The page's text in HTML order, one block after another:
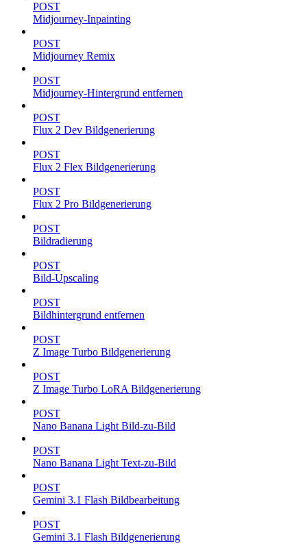
POST
Midjourney-Inpainting
POST
Midjourney Remix
POST
Midjourney-Hintergrund entfernen
POST
Flux 2 Dev Bildgenerierung
POST
Flux 2 Flex Bildgenerierung
POST
Flux 2 Pro Bildgenerierung
POST
Bildradierung
POST
Bild-Upscaling
POST
Bildhintergrund entfernen
POST
Z Image Turbo Bildgenerierung
POST
Z Image Turbo LoRA Bildgenerierung
POST
Nano Banana Light Bild-zu-Bild
POST
Nano Banana Light Text-zu-Bild
POST
Gemini 3.1 Flash Bildbearbeitung
POST
Gemini 3.1 Flash Bildgenerierung